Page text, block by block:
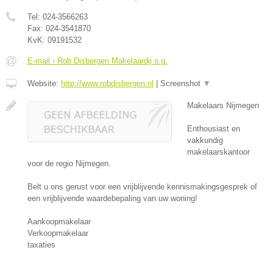
Tel: 024-3566263
Fax: 024-3541870
KvK: 09191532
E-mail › Rob Disbergen Makelaardij o.g.
Website: http://www.robdisbergen.nl Screenshot ▼
Makelaars Nijmegen
Enthousiast en
vakkundig
makelaarskantoor
voor de regio Nijmegen.
Belt u ons gerust voor een vrijblijvende kennismakingsgesprek of
een vrijblijvende waardebepaling van uw woning!
Aankoopmakelaar
Verkoopmakelaar
taxaties